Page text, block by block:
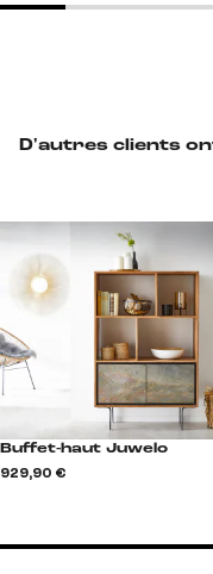
D'autres clients
Buffet-haut Juwelo
929,90 €